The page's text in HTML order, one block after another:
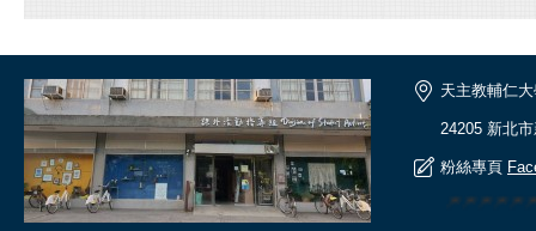
天主教輔仁
24205 新北
粉絲專頁